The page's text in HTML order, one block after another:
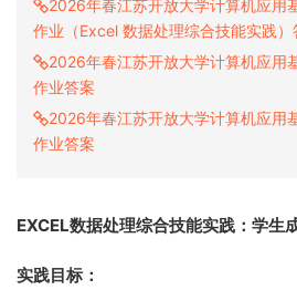
2026年春江苏开放大学计算机应用
作业（Excel 数据处理综合技能实践）
2026年春江苏开放大学计算机应用
作业答案
2026年春江苏开放大学计算机应用
作业答案
EXCEL数据处理综合技能实践：学生
实践目标：